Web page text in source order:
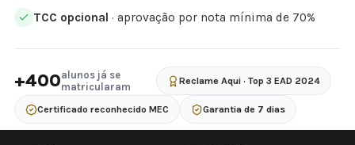
TCC opcional · aprovação por nota mínima de 70%
+400alunos já se
matricularam
Reclame Aqui · Top 3 EAD 2024
Certificado reconhecido MEC Garantia de 7 dias